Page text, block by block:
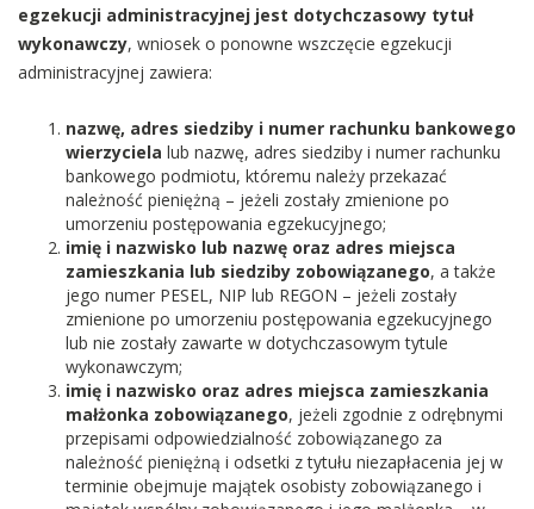
egzekucji administracyjnej jest dotychczasowy tytuł
wykonawczy, wniosek o ponowne wszczęcie egzekucji
administracyjnej zawiera:
nazwę, adres siedziby i numer rachunku bankowego
wierzyciela lub nazwę, adres siedziby i numer rachunku
bankowego podmiotu, któremu należy przekazać
należność pieniężną – jeżeli zostały zmienione po
umorzeniu postępowania egzekucyjnego;
imię i nazwisko lub nazwę oraz adres miejsca
zamieszkania lub siedziby zobowiązanego, a także
jego numer PESEL, NIP lub REGON – jeżeli zostały
zmienione po umorzeniu postępowania egzekucyjnego
lub nie zostały zawarte w dotychczasowym tytule
wykonawczym;
imię i nazwisko oraz adres miejsca zamieszkania
małżonka zobowiązanego, jeżeli zgodnie z odrębnymi
przepisami odpowiedzialność zobowiązanego za
należność pieniężną i odsetki z tytułu niezapłacenia jej w
terminie obejmuje majątek osobisty zobowiązanego i